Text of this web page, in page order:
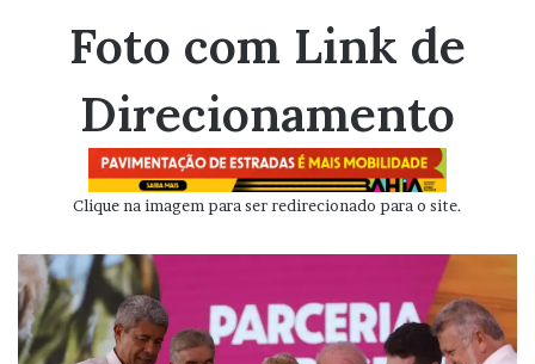
mail
Foto com Link de
Direcionamento
Clique na imagem para ser redirecionado para o site.